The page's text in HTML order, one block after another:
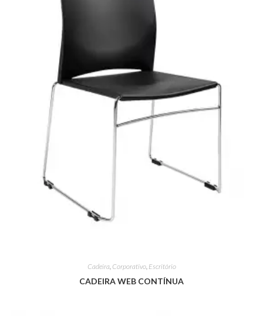
Cadeira Corporativo, Escritório
CADEIRA WEB CONTÍNUA